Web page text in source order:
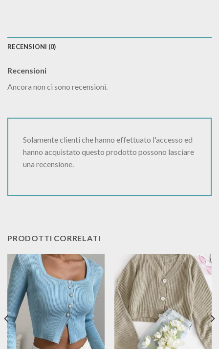
RECENSIONI (0)
Recensioni
Ancora non ci sono recensioni.
Solamente clienti che hanno effettuato l'accesso ed
hanno acquistato questo prodotto possono lasciare
una recensione.
PRODOTTI CORRELATI